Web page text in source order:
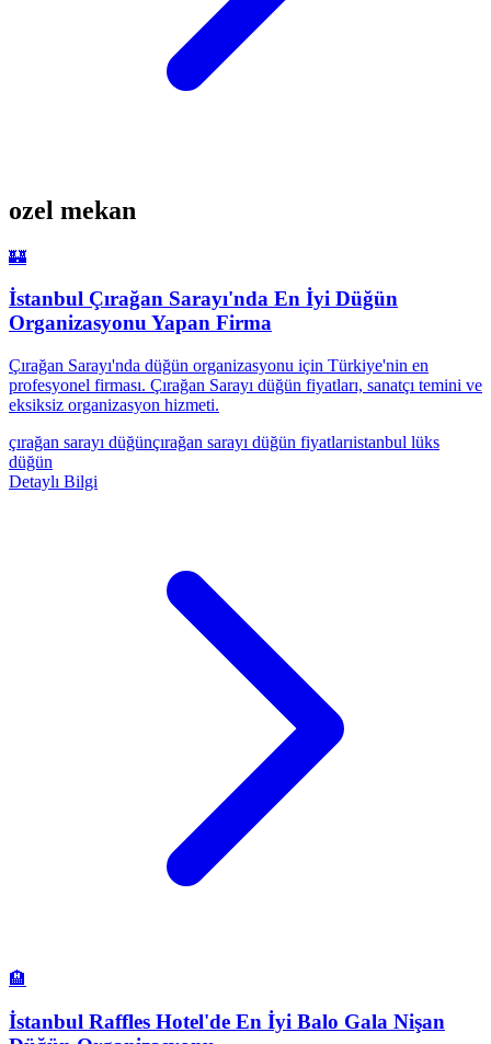
ozel mekan
🏰
İstanbul Çırağan Sarayı'nda En İyi Düğün
Organizasyonu Yapan Firma
Çırağan Sarayı'nda düğün organizasyonu için Türkiye'nin en
profesyonel firması. Çırağan Sarayı düğün fiyatları, sanatçı temini ve
eksiksiz organizasyon hizmeti.
çırağan sarayı düğünçırağan sarayı düğün fiyatlarıistanbul lüks
düğün
Detaylı Bilgi
🏨
İstanbul Raffles Hotel'de En İyi Balo Gala Nişan